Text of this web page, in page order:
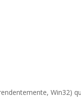
Win32)